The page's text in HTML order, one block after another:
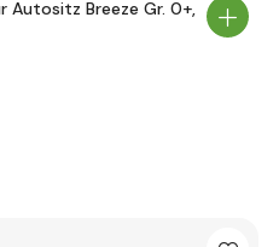
Autositz Breeze Gr. 0+,